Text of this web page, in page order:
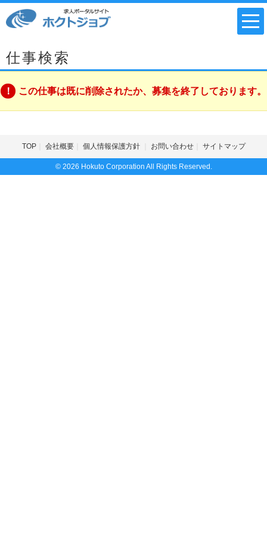
仕事検索
この仕事は既に削除されたか、募集を終了しております。
TOP 会社概要 個人情報保護方針 お問い合わせ サイトマップ
© 2026 Hokuto Corporation All Rights Reserved.